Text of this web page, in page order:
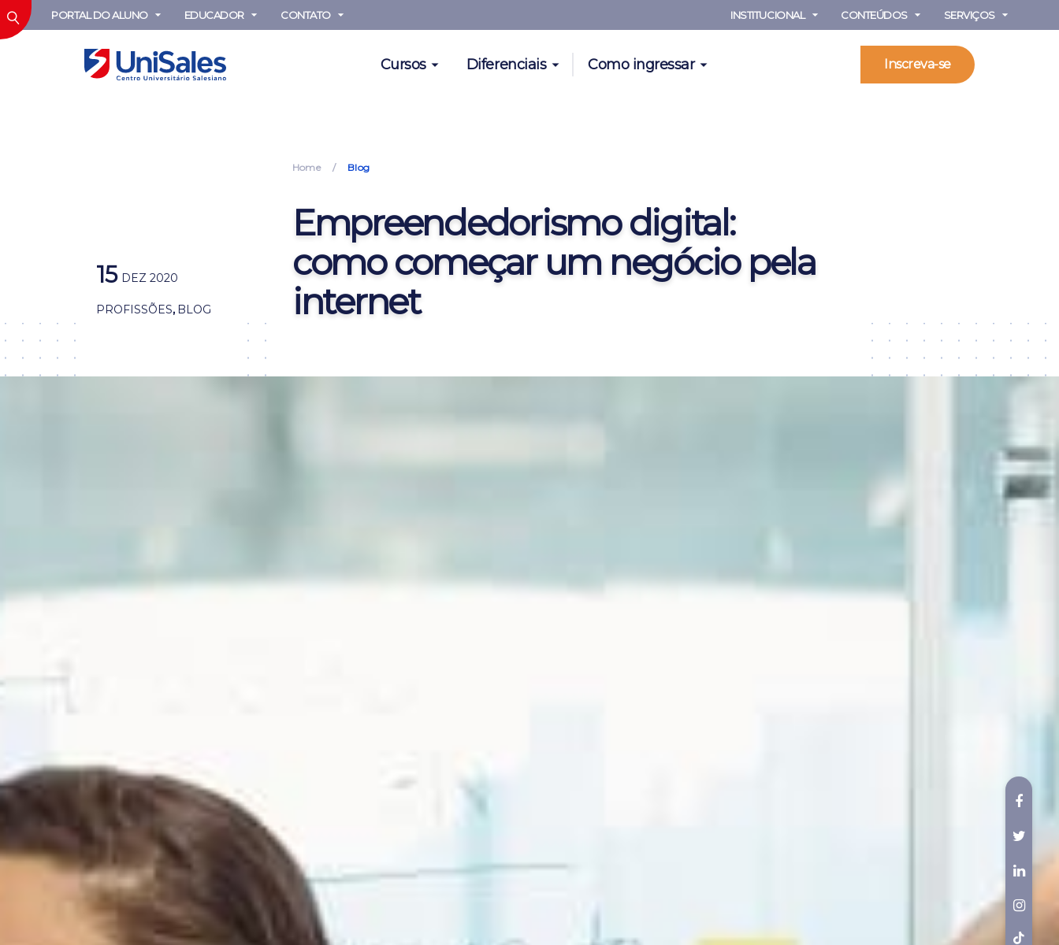
PORTAL DO ALUNO EDUCADOR CONTATO INSTITUCIONAL CONTEÚDOS SERVIÇOS
Cursos Diferenciais Como ingressar Inscreva-se
15 DEZ 2020
PROFISSÕES, BLOG
Home Blog
Empreendedorismo digital:
como começar um negócio pela
internet